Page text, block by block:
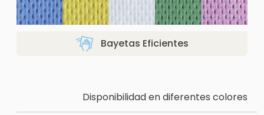
Bayetas Eficientes
Disponibilidad en diferentes colores